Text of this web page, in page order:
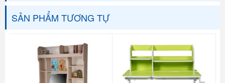
SẢN PHẨM TƯƠNG TỰ